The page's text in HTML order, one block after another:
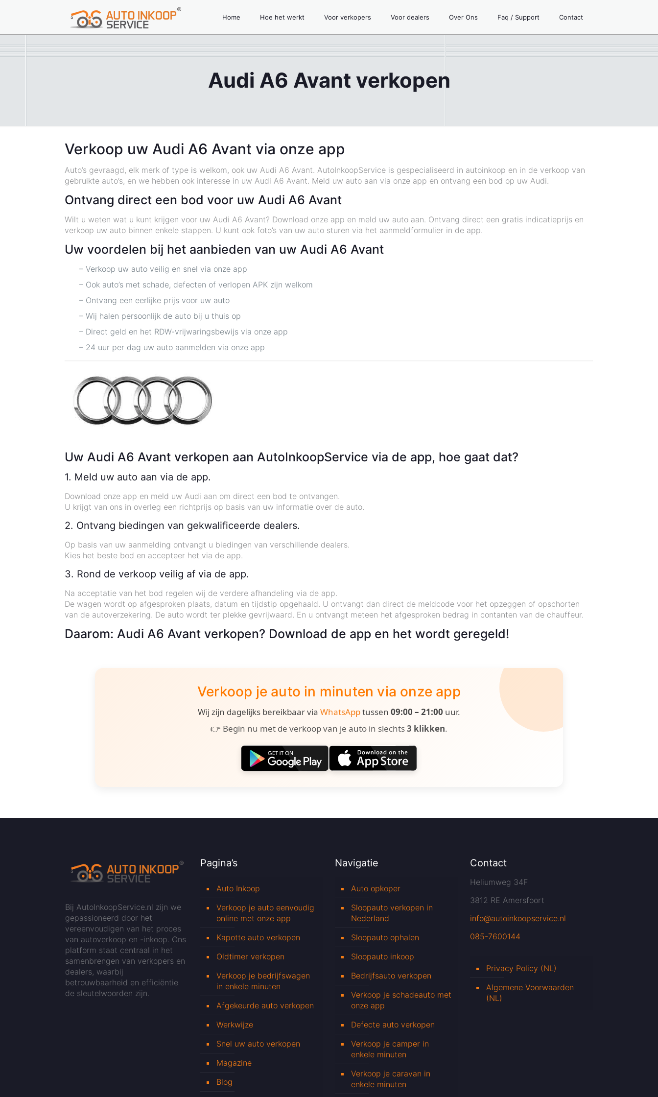
Home Hoe het werkt Voor verkopers Voor dealers Over Ons Faq / Support Contact
Audi A6 Avant verkopen
Verkoop uw Audi A6 Avant via onze app
Auto’s gevraagd, elk merk of type is welkom, ook uw Audi A6 Avant. AutoInkoopService is gespecialiseerd in autoinkoop en in de verkoop van
gebruikte auto’s, en we hebben ook interesse in uw Audi A6 Avant. Meld uw auto aan via onze app en ontvang een bod op uw Audi.
Ontvang direct een bod voor uw Audi A6 Avant
Wilt u weten wat u kunt krijgen voor uw Audi A6 Avant? Download onze app en meld uw auto aan. Ontvang direct een gratis indicatieprijs en
verkoop uw auto binnen enkele stappen. U kunt ook foto’s van uw auto sturen via het aanmeldformulier in de app.
Uw voordelen bij het aanbieden van uw Audi A6 Avant
– Verkoop uw auto veilig en snel via onze app
– Ook auto’s met schade, defecten of verlopen APK zijn welkom
– Ontvang een eerlijke prijs voor uw auto
– Wij halen persoonlijk de auto bij u thuis op
– Direct geld en het RDW-vrijwaringsbewijs via onze app
– 24 uur per dag uw auto aanmelden via onze app
Uw Audi A6 Avant verkopen aan AutoInkoopService via de app, hoe gaat dat?
1. Meld uw auto aan via de app.
Download onze app en meld uw Audi aan om direct een bod te ontvangen.
U krijgt van ons in overleg een richtprijs op basis van uw informatie over de auto.
2. Ontvang biedingen van gekwalificeerde dealers.
Op basis van uw aanmelding ontvangt u biedingen van verschillende dealers.
Kies het beste bod en accepteer het via de app.
3. Rond de verkoop veilig af via de app.
Na acceptatie van het bod regelen wij de verdere afhandeling via de app.
De wagen wordt op afgesproken plaats, datum en tijdstip opgehaald. U ontvangt dan direct de meldcode voor het opzeggen of opschorten
van de autoverzekering. De auto wordt ter plekke gevrijwaard. En u ontvangt meteen het afgesproken bedrag in contanten van de chauffeur.
Daarom: Audi A6 Avant verkopen? Download de app en het wordt geregeld!
Verkoop je auto in minuten via onze app
Wij zijn dagelijks bereikbaar via WhatsApptussen 09:00 – 21:00 uur.
👉 Begin nu met de verkoop van je auto in slechts3 klikken.
Bij AutoInkoopService.nl zijn we
gepassioneerd door het
vereenvoudigen van het proces
van autoverkoop en -inkoop. Ons
platform staat centraal in het
samenbrengen van verkopers en
dealers, waarbij
betrouwbaarheid en efficiëntie
de sleutelwoorden zijn.
Pagina’s
Auto Inkoop
Verkoop je auto eenvoudig
online met onze app
Kapotte auto verkopen
Oldtimer verkopen
Verkoop je bedrijfswagen
in enkele minuten
Afgekeurde auto verkopen
Werkwijze
Snel uw auto verkopen
Magazine
Blog
Navigatie
Auto opkoper
Sloopauto verkopen in
Nederland
Sloopauto ophalen
Sloopauto inkoop
Bedrijfsauto verkopen
Verkoop je schadeauto met
onze app
Defecte auto verkopen
Verkoop je camper in
enkele minuten
Verkoop je caravan in
enkele minuten
Contact
Heliumweg 34F
3812 RE Amersfoort
info@autoinkoopservice.nl
085-7600144
Privacy Policy (NL)
Algemene Voorwaarden
(NL)